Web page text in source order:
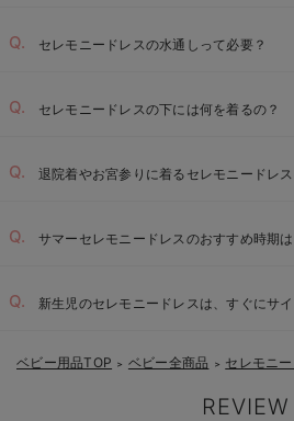
セレモニードレスの水通しって必要？
セレモニードレスの下には何を着るの？
退院着やお宮参りに着るセレモニードレ
サマーセレモニードレスのおすすめ時期は
新生児のセレモニードレスは、すぐにサ
ベビー用品TOP ＞ ベビー全商品 ＞ セレモニ
REVIEW